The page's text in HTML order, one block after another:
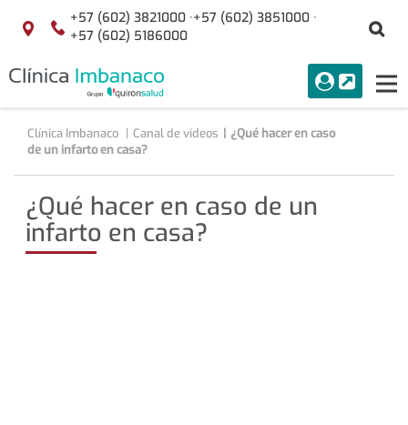
Saltar al contenido
Localización
+57 (602) 3821000 ·+57 (602) 3851000 ·
+57 (602) 5186000
menuAcceso
Buscar
Clínica Imbanaco Canal de videos
¿Qué hacer en caso
de un infarto en casa?
¿Qué hacer en caso de un
infarto en casa?